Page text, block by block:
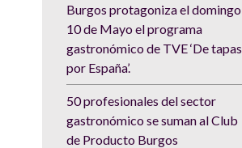
Burgos protagoniza el domingo
10 de Mayo el programa
gastronómico de TVE ‘De tapas
por España’.
50 profesionales del sector
gastronómico se suman al Club
de Producto Burgos